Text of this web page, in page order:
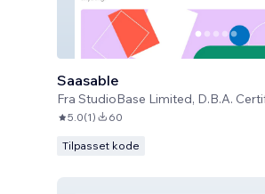
Saasable
Fra StudioBase Limited, D.B.A.
5.0(1) 60
Tilpasset kode